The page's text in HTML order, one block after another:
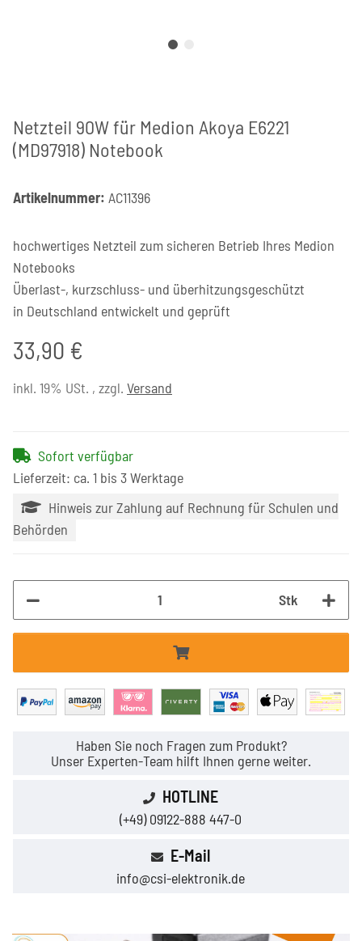
Netzteil 90W für Medion Akoya E6221
(MD97918) Notebook
Artikelnummer: AC11396
hochwertiges Netzteil zum sicheren Betrieb Ihres Medion
Notebooks
Überlast-, kurzschluss- und überhitzungsgeschützt
in Deutschland entwickelt und geprüft
33,90 €
inkl. 19% USt. , zzgl. Versand
Sofort verfügbar
Lieferzeit: ca. 1 bis 3 Werktage
Hinweis zur Zahlung auf Rechnung für Schulen und
Behörden
Stk
Haben Sie noch Fragen zum Produkt?
Unser Experten-Team hilft Ihnen gerne weiter.
HOTLINE
(+49) 09122-888 447-0
E-Mail
info@csi-elektronik.de